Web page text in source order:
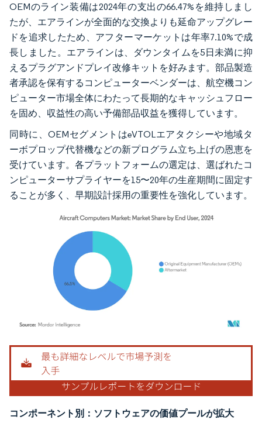
OEMのライン装備は2024年の支出の66.47%を維持しまし
たが、エアラインが全面的な交換よりも延命アップグレー
ドを追求したため、アフターマーケットは年率7.10%で成
長しました。エアラインは、ダウンタイムを5日未満に抑
えるプラグアンドプレイ改修キットを好みます。部品製造
者承認を保有するコンピューターベンダーは、航空機コン
ピューター市場全体にわたって長期的なキャッシュフロー
を固め、収益性の高い予備部品収益を獲得しています。
同時に、OEMセグメントはeVTOLエアタクシーや地域タ
ーボプロップ代替機などの新プログラム立ち上げの恩恵を
受けています。各プラットフォームの選定は、選ばれたコ
ンピューターサプライヤーを15〜20年の生産期間に固定す
ることが多く、早期設計採用の重要性を強化しています。
画像 © Mordor Intelligence。再利用にはCC BY 4.0の表示が必要です。
コンポーネント別：ソフトウェアの価値プールが拡大